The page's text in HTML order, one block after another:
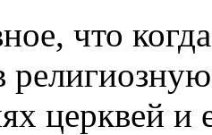
что
церквей и